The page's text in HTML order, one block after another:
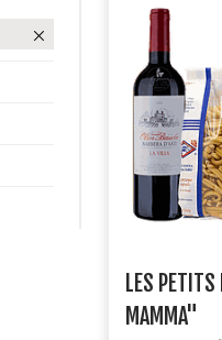
LES
MAMMA"